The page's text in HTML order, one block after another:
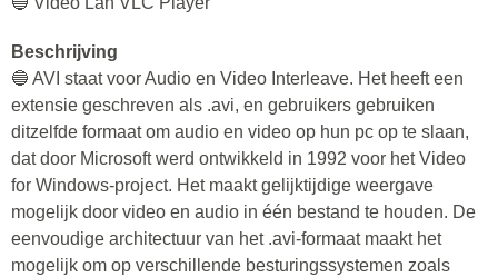
Beschrijving
🔵 AVI staat voor Audio en Video Interleave. Het heeft een
extensie geschreven als .avi, en gebruikers gebruiken
ditzelfde formaat om audio en video op hun pc op te slaan,
dat door Microsoft werd ontwikkeld in 1992 voor het Video
for Windows-project. Het maakt gelijktijdige weergave
mogelijk door video en audio in één bestand te houden. De
eenvoudige architectuur van het .avi-formaat maakt het
mogelijk om op verschillende besturingssystemen zoals